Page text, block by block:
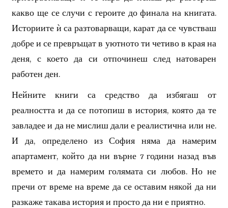
какво ще се случи с героите до финала на книгата.
Историите ѝ са разтоварващи, карат да се чувстваш
добре и се превръщат в уютното ти четиво в края на
деня, с което да си отпочинеш след натоварен
работен ден.
Нейните книги са средство да избягаш от
реалността и да се потопиш в история, която да те
завладее и да не мислиш дали е реалистична или не.
И да, определено из София няма да намерим
апартамент, който да ни върне 7 години назад във
времето и да намерим голямата си любов. Но не
пречи от време на време да се оставим някой да ни
разкаже такава история и просто да ни е приятно.